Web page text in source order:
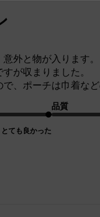
外と物が入ります。
が収まりました。
、ポーチは巾着な
とても良かった
品質